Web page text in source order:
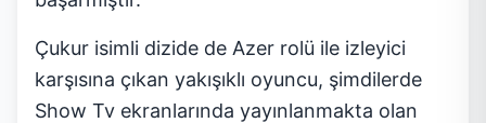
Çukur isimli dizide de Azer rolü ile izleyici
karşısına çıkan yakışıklı oyuncu, şimdilerde
Show Tv ekranlarında yayınlanmakta olan